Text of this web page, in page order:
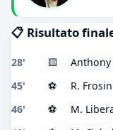
📋 Risultato
28' 🟨 Anthony
45' ⚽ R.
46' ⚽ M.